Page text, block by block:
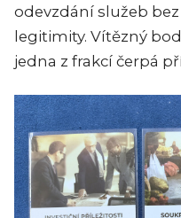
odevzdání služeb
legitimity. Vítězný
jedna z frakcí čerpá